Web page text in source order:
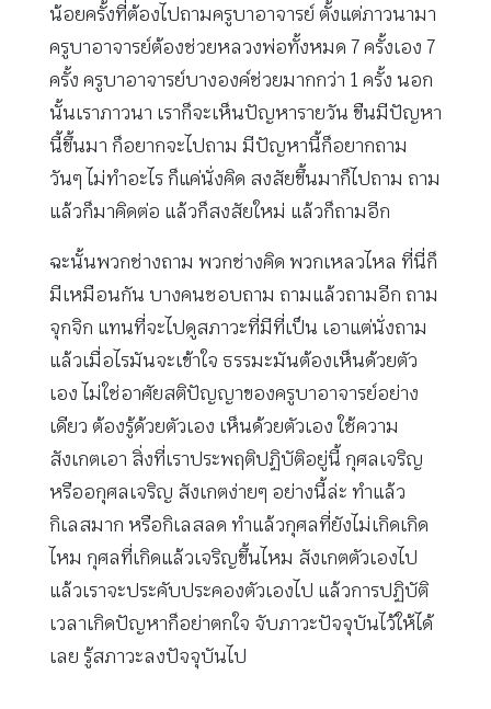
น้อยครั้งที่ต้องไปถามครูบาอาจารย์ ตั้งแต่ภาวนามา
ครูบาอาจารย์ต้องช่วยหลวงพ่อทั้งหมด 7 ครั้งเอง 7
ครั้ง ครูบาอาจารย์บางองค์ช่วยมากกว่า 1 ครั้ง นอก
นั้นเราภาวนา เราก็จะเห็นปัญหารายวัน ขืนมีปัญหา
นี้ขึ้นมา ก็อยากจะไปถาม มีปัญหานี้ก็อยากถาม
วันๆ ไม่ทำอะไร ก็แค่นั่งคิด สงสัยขึ้นมาก็ไปถาม ถาม
แล้วก็มาคิดต่อ แล้วก็สงสัยใหม่ แล้วก็ถามอีก
ฉะนั้นพวกช่างถาม พวกช่างคิด พวกเหลวไหล ที่นี่ก็
มีเหมือนกัน บางคนชอบถาม ถามแล้วถามอีก ถาม
จุกจิก แทนที่จะไปดูสภาวะที่มีที่เป็น เอาแต่นั่งถาม
แล้วเมื่อไรมันจะเข้าใจ ธรรมะมันต้องเห็นด้วยตัว
เอง ไม่ใช่อาศัยสติปัญญาของครูบาอาจารย์อย่าง
เดียว ต้องรู้ด้วยตัวเอง เห็นด้วยตัวเอง ใช้ความ
สังเกตเอา สิ่งที่เราประพฤติปฏิบัติอยู่นี้ กุศลเจริญ
หรืออกุศลเจริญ สังเกตง่ายๆ อย่างนี้ล่ะ ทำแล้ว
กิเลสมาก หรือกิเลสลด ทำแล้วกุศลที่ยังไม่เกิดเกิด
ไหม กุศลที่เกิดแล้วเจริญขึ้นไหม สังเกตตัวเองไป
แล้วเราจะประคับประคองตัวเองไป แล้วการปฏิบัติ
เวลาเกิดปัญหาก็อย่าตกใจ จับภาวะปัจจุบันไว้ให้ได้
เลย รู้สภาวะลงปัจจุบันไป